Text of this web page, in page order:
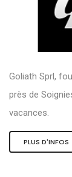
Goliath Sprl,
près de
vacances.
PLUS D'INFOS